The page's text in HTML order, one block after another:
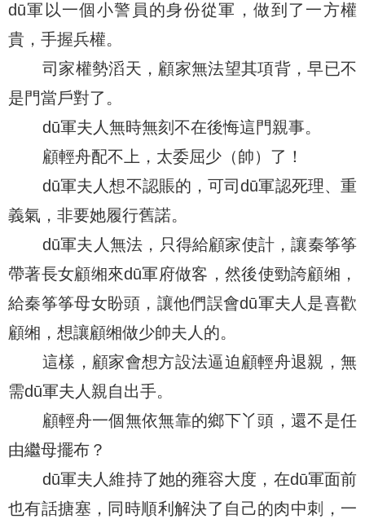
dū軍以一個小警員的身份從軍，做到了一方權
貴，手握兵權。
司家權勢滔天，顧家無法望其項背，早已不
是門當戶對了。
dū軍夫人無時無刻不在後悔這門親事。
顧輕舟配不上，太委屈少（帥）了！
dū軍夫人想不認賬的，可司dū軍認死理、重
義氣，非要她履行舊諾。
dū軍夫人無法，只得給顧家使計，讓秦筝筝
帶著長女顧缃來dū軍府做客，然後使勁誇顧缃，
給秦筝筝母女盼頭，讓他們誤會dū軍夫人是喜歡
顧缃，想讓顧缃做少帥夫人的。
這樣，顧家會想方設法逼迫顧輕舟退親，無
需dū軍夫人親自出手。
顧輕舟一個無依無靠的鄉下丫頭，還不是任
由繼母擺布？
dū軍夫人維持了她的雍容大度，在dū軍面前
也有話搪塞，同時順利解決了自己的肉中刺，一